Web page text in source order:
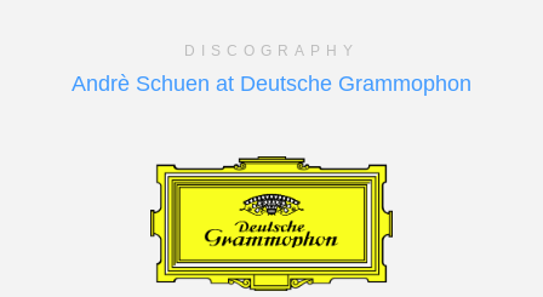
DISCOGRAPHY
Andrè Schuen at Deutsche Grammophon